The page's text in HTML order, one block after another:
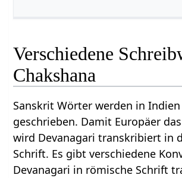
Verschiedene
Chakshana
Sanskrit Wörter werden in
geschrieben. Damit Europäer
wird Devanagari transkribiert in
Schrift. Es gibt verschiedene
Devanagari in römische Schrift